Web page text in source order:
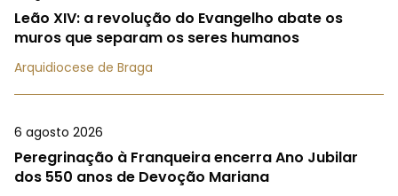
Leão XIV: a revolução do Evangelho abate os
muros que separam os seres humanos
Arquidiocese de Braga
6 agosto 2026
Peregrinação à Franqueira encerra Ano Jubilar
dos 550 anos de Devoção Mariana